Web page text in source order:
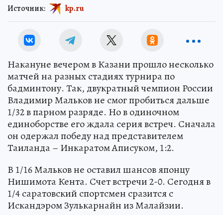
Источник: kp.ru
Накануне вечером в Казани прошло несколько
матчей на разных стадиях турнира по
бадминтону. Так, двукратный чемпион России
Владимир Мальков не смог пробиться дальше
1/32 в парном разряде. Но в одиночном
единоборстве его ждала серия встреч. Сначала
он одержал победу над представителем
Таиланда – Инкаратом Аписуком, 1:2.
В 1/16 Мальков не оставил шансов японцу
Нишимота Кента. Счет встречи 2-0. Сегодня в
1/4 саратовский спортсмен сразится с
Искандэром Зулькарнайн из Малайзии.